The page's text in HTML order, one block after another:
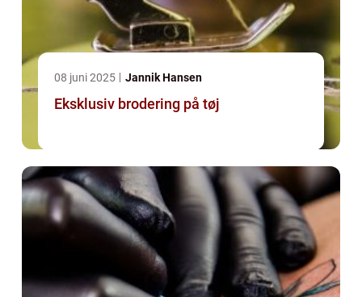
08 juni 2025 Jannik Hansen
Eksklusiv brodering på tøj